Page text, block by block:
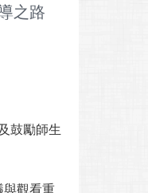
之路
鼓勵師生
觀看重